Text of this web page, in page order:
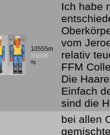
10555m
35806
0g
Ich habe
vom
relativ
FFM
Die
Einfach
sind die
bei allen